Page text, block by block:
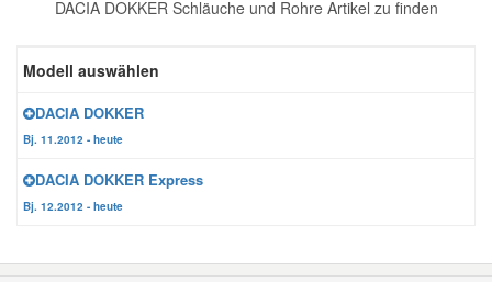
DACIA DOKKER Schläuche und Rohre Artikel zu finden
Modell auswählen
DACIA DOKKER
Bj. 11.2012 - heute
DACIA DOKKER Express
Bj. 12.2012 - heute
Zündanlage und Glühanlage